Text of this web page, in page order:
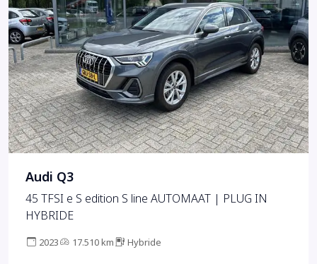
Audi Q3
45 TFSI e S edition S line AUTOMAAT | PLUG IN
HYBRIDE
2023 17.510 km Hybride